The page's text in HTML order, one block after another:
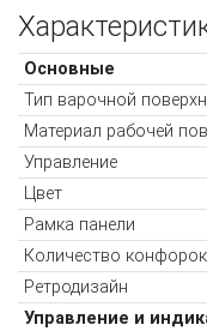
Основные
Тип варочной
Материал рабочей
Управление
Цвет
Рамка панели
Количество конфорок
Ретродизайн
Управление и